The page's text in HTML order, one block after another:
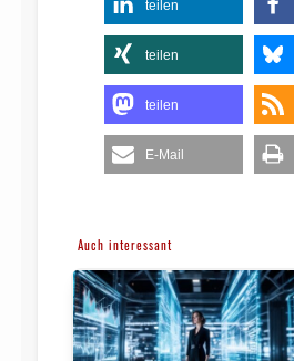
teilen
teilen
teilen
E-Mail
Auch interessant